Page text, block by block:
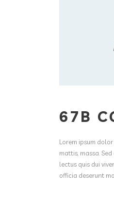
67B
Lorem ipsum
mattis, massa.
lectus quis dui
officia deserunt